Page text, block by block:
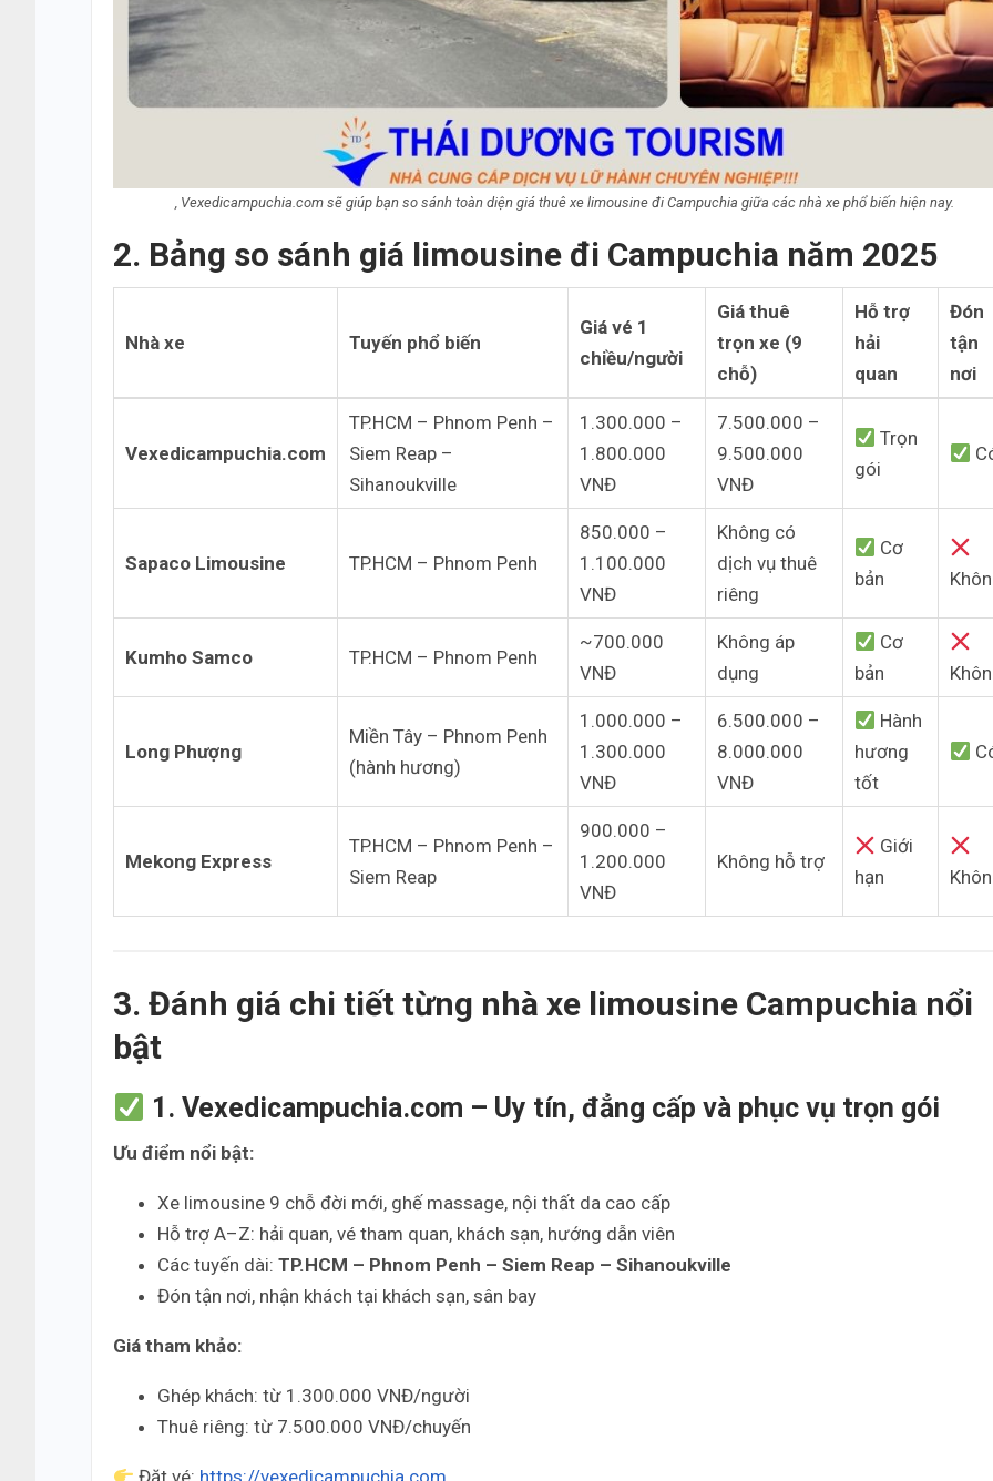
, Vexedicampuchia.com sẽ giúp bạn so sánh toàn diện giá thuê xe limousine đi Campuchia giữa các nhà xe phổ biến hiện nay.
2. Bảng so sánh giá limousine đi Campuchia năm 2025
Nhà xe Tuyến phổ biến
Giá vé 1
chiều/người
Giá thuê
trọn xe (9
chỗ)
Hỗ trợ
hải
quan
Đón
tận
nơi
Vexedicampuchia.com
TP.HCM – Phnom Penh –
Siem Reap –
Sihanoukville
1.300.000 –
1.800.000
VNĐ
7.500.000 –
9.500.000
VNĐ
Trọn
gói
Sapaco Limousine TP.HCM – Phnom Penh
850.000 –
1.100.000
VNĐ
Không có
dịch vụ thuê
riêng
Cơ
bản
Kumho Samco TP.HCM – Phnom Penh
~700.000
VNĐ
Không áp
dụng
Cơ
bản
Long Phượng
Miền Tây – Phnom Penh
(hành hương)
1.000.000 –
1.300.000
VNĐ
6.500.000 –
8.000.000
VNĐ
Hành
hương
tốt
Mekong Express
TP.HCM – Phnom Penh –
Siem Reap
900.000 –
1.200.000
VNĐ
Không hỗ trợ
Giới
hạn
3. Đánh giá chi tiết từng nhà xe limousine Campuchia nổi
bật
1. Vexedicampuchia.com – Uy tín, đẳng cấp và phục vụ trọn gói
Ưu điểm nổi bật:
Xe limousine 9 chỗ đời mới, ghế massage, nội thất da cao cấp
Hỗ trợ A–Z: hải quan, vé tham quan, khách sạn, hướng dẫn viên
Các tuyến dài: TP.HCM – Phnom Penh – Siem Reap – Sihanoukville
Đón tận nơi, nhận khách tại khách sạn, sân bay
Giá tham khảo:
Ghép khách: từ 1.300.000 VNĐ/người
Thuê riêng: từ 7.500.000 VNĐ/chuyến